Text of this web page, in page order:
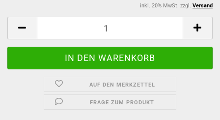
inkl. 20% MwSt. zzgl. Versand
AUF DEN MERKZETTEL
FRAGE ZUM PRODUKT